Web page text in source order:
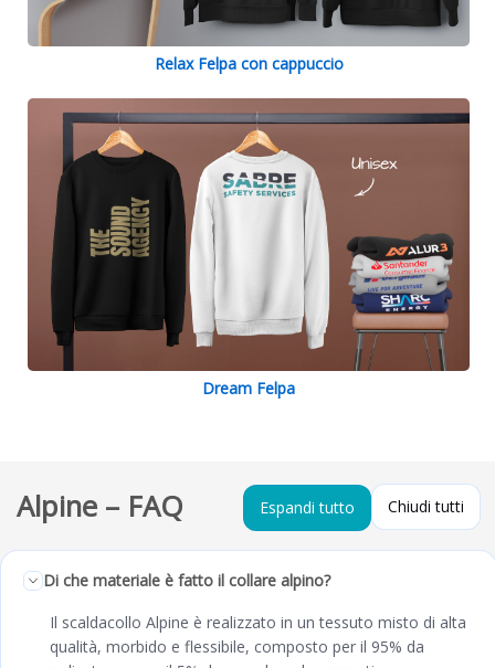
Relax Felpa con cappuccio
Dream Felpa
Alpine – FAQ Espandi tutto Chiudi tutti
Di che materiale è fatto il collare alpino?
Il scaldacollo Alpine è realizzato in un tessuto misto di alta
qualità, morbido e flessibile, composto per il 95% da